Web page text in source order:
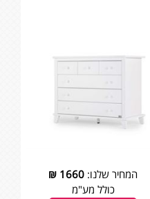
המחיר שלנו: 1660
₪
כולל מע"מ